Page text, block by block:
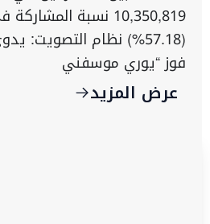
10,350,819 نسبة
(57.18%) نظام التصويت:
فوز “يوري موسفني
عرض المزيد